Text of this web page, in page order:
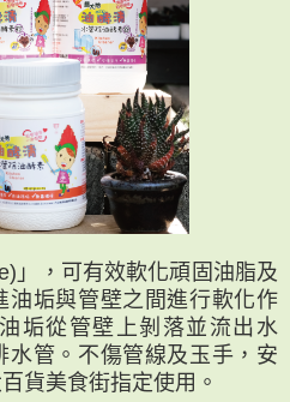
」，可有效軟化頑固油脂及
油垢與管壁之間進行軟化作
垢從管壁上剝落並流出水
水管。不傷管線及玉手，安
貨美食街指定使用。